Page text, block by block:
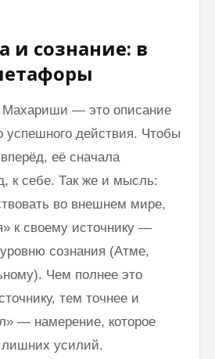
и сознание: в
Махариши — это описание
успешного действия. Чтобы
её сначала
к себе. Так же и мысль:
во внешнем мире,
к своему источнику —
сознания (Атме,
Чем полнее это
тем точнее и
— намерение, которое
лишних усилий.